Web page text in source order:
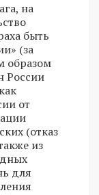
на
быть
(за
образом
России
от
(отказ
из
для